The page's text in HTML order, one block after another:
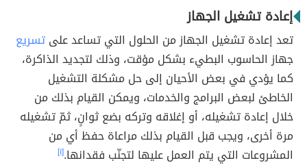
إعادة تشغيل الجهاز
تعد إعادة تشغيل الجهاز من الحلول التي تساعد علىتسريع
جهاز الحاسوب البطيء بشكل مؤقت، وذلك لتجديد الذاكرة،
كما يؤدي في بعض الأحيان إلى حل مشكلة التشغيل
الخاطئ لبعض البرامج والخدمات، ويمكن القيام بذلك من
خلال إعادة تشغيله، أو إغلاقه وتركه بضع ثوانٍ، ثمّ تشغيله
مرة أخرى، ويجب قبل القيام بذلك مراعاة حفظ أي من
المشروعات التي يتم العمل عليها لتجنّب فقدانها.[١]